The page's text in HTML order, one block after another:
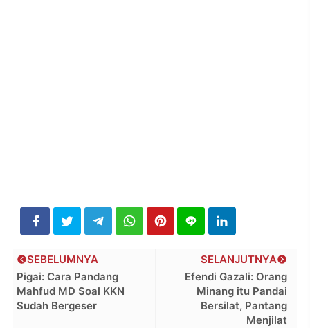
SELANJUTNYA
Efendi Gazali: Orang
Minang itu Pandai
Bersilat, Pantang
Menjilat
SEBELUMNYA
Pigai: Cara Pandang
Mahfud MD Soal KKN
Sudah Bergeser